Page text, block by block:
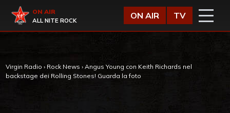
Virgin Radio
ON AIR
ALL NITE ROCK
ON AIR TV
Virgin Radio › Rock News › Angus Young con Keith Richards nel
backstage dei Rolling Stones! Guarda la foto